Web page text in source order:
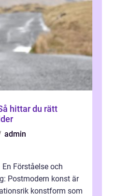
hittar du rätt
admin
Förståelse och
Postmodern konst är
konstform som